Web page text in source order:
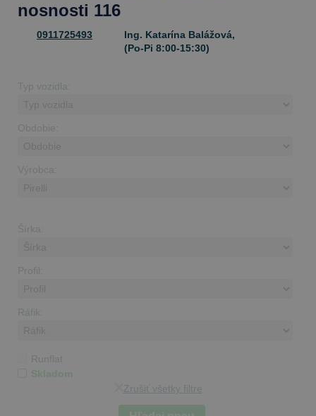
nosnosti 116
0911725493
Ing. Katarína Balážová,
(Po-Pi 8:00-15:30)
Typ vozidla:
Obdobie:
Výrobca:
Šírka:
Profil:
Ráfik:
Runflat
Skladom
Zrušiť všetky filtre